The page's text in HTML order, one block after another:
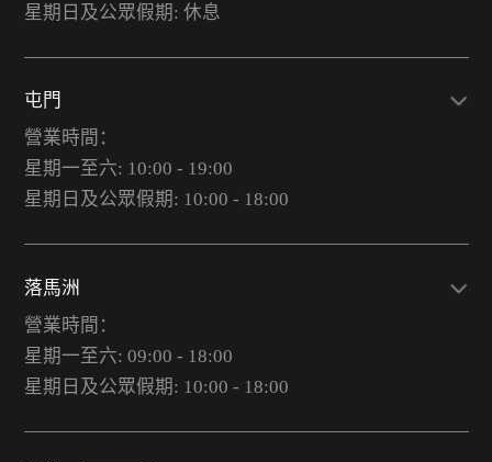
星期日及公眾假期: 休息
屯門
營業時間：
星期一至六: 10:00 - 19:00
星期日及公眾假期: 10:00 - 18:00
落馬洲
營業時間：
星期一至六: 09:00 - 18:00
星期日及公眾假期: 10:00 - 18:00